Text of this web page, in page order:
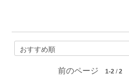
前のページ 1-2 /2